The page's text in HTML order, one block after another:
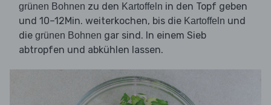
grünen Bohnen zu den Kartoffeln in den Topf geben
und 10–12Min. weiterkochen, bis die Kartoffeln und
die grünen Bohnen gar sind. In einem Sieb
abtropfen und abkühlen lassen.